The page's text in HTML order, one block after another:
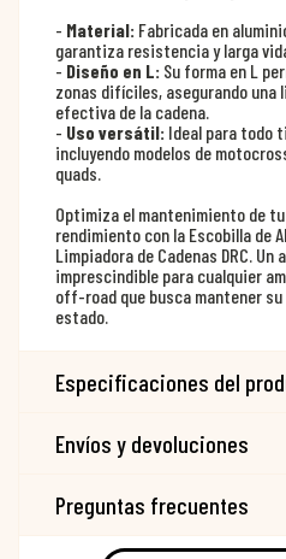
- Material: Fabricada en
garantiza resistencia y larga
- Diseño en L: Su forma en L
zonas difíciles, asegurando una
efectiva de la cadena.
- Uso versátil: Ideal para todo
incluyendo modelos de
quads.
Optimiza el mantenimiento de
rendimiento con la Escobilla de
Limpiadora de Cadenas DRC. Un
imprescindible para cualquier
off-road que busca mantener
estado.
Especificaciones del
Envíos y devoluciones
Preguntas frecuentes